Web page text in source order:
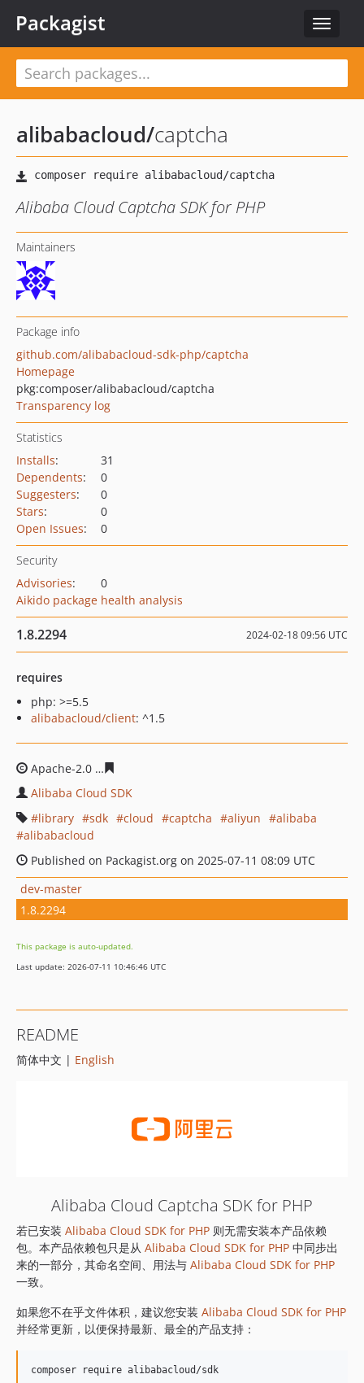
Toggle
Packagist
alibabacloud/captcha
Alibaba Cloud Captcha SDK for PHP
Maintainers
Package info
github.com/alibabacloud-sdk-php/captcha
Homepage
pkg:composer/alibabacloud/captcha
Transparency log
Statistics
Installs:
31
Dependents:
0
Suggesters:
0
Stars:
0
Open Issues: 0
Security
Advisories:
0
Aikido package health analysis
1.8.2294 2024-02-18 09:56 UTC
requires
php: >=5.5
alibabacloud/client: ^1.5
Apache-2.0
Alibaba Cloud SDK
library
sdk cloud captcha aliyun
alibaba
alibabacloud
Published on Packagist.org on 2025-07-11 08:09 UTC
dev-master
1.8.2294
This package is auto-updated.
Last update: 2026-07-11 10:46:46 UTC
README
简体中文 | English
Alibaba Cloud Captcha SDK for PHP
若已安装 Alibaba Cloud SDK for PHP 则无需安装本产品依赖
包。本产品依赖包只是从 Alibaba Cloud SDK for PHP 中同步出
来的一部分，其命名空间、用法与 Alibaba Cloud SDK for PHP
一致。
如果您不在乎文件体积，建议您安装 Alibaba Cloud SDK for PHP
并经常更新，以便保持最新、最全的产品支持：